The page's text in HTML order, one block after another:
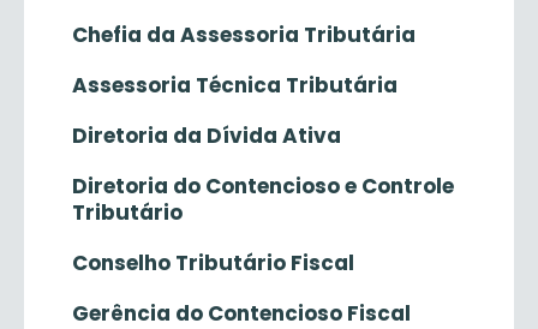
Chefia da Assessoria Tributária
Assessoria Técnica Tributária
Diretoria da Dívida Ativa
Diretoria do Contencioso e Controle
Tributário
Conselho Tributário Fiscal
Gerência do Contencioso Fiscal